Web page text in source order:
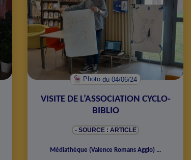
Photodu 04/06/24
VISITE DE L’ASSOCIATION CYCLO-
BIBLIO
- SOURCE : ARTICLE
Médiathèque (Valence Romans Agglo) ...